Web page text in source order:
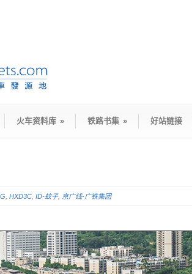
火车资料库 » 铁路书集 » 好站链接
HXD3C ID-蚊子, 京广线-广铁集团